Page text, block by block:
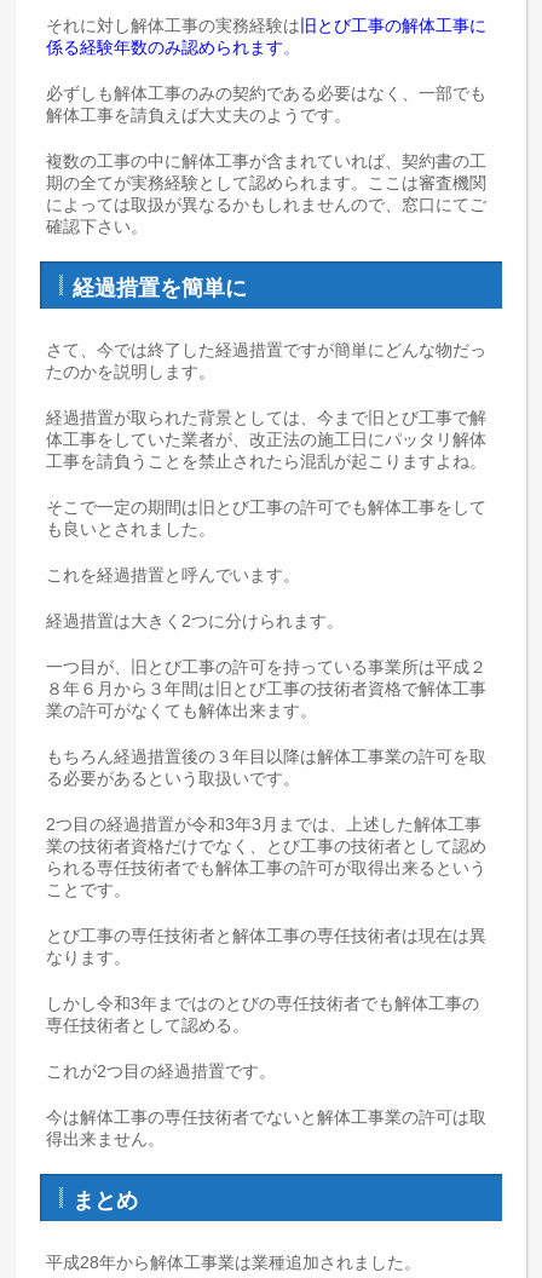
それに対し解体工事の実務経験は 旧とび工事の解体工事に
係る経験年数のみ認められます。
必ずしも解体工事のみの契約である必要はなく、一部でも
解体工事を請負えば大丈夫のようです。
複数の工事の中に解体工事が含まれていれば、契約書の工
期の全てが実務経験として認められます。ここは審査機関
によっては取扱が異なるかもしれませんので、窓口にてご
確認下さい。
経過措置を簡単に
さて、今では終了した経過措置ですが簡単にどんな物だっ
たのかを説明します。
経過措置が取られた背景としては、今まで旧とび工事で解
体工事をしていた業者が、改正法の施工日にパッタリ解体
工事を請負うことを禁止されたら混乱が起こりますよね。
そこで一定の期間は旧とび工事の許可でも解体工事をして
も良いとされました。
これを経過措置と呼んでいます。
経過措置は大きく2つに分けられます。
一つ目が、旧とび工事の許可を持っている事業所は平成２
８年６月から３年間は旧とび工事の技術者資格で解体工事
業の許可がなくても解体出来ます。
もちろん経過措置後の３年目以降は解体工事業の許可を取
る必要があるという取扱いです。
2つ目の経過措置が令和3年3月までは、上述した解体工事
業の技術者資格だけでなく、とび工事の技術者として認め
られる専任技術者でも解体工事の許可が取得出来るという
ことです。
とび工事の専任技術者と解体工事の専任技術者は現在は異
なります。
しかし令和3年まではのとびの専任技術者でも解体工事の
専任技術者として認める。
これが2つ目の経過措置です。
今は解体工事の専任技術者でないと解体工事業の許可は取
得出来ません。
まとめ
平成28年から解体工事業は業種追加されました。